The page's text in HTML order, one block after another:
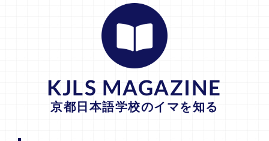
KJLS MAGAZINE
京都日本語学校のイマを知る